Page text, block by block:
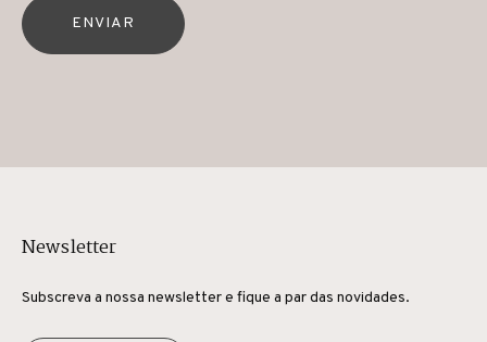
ENVIAR
Newsletter
Subscreva a nossa newsletter e fique a par das novidades.